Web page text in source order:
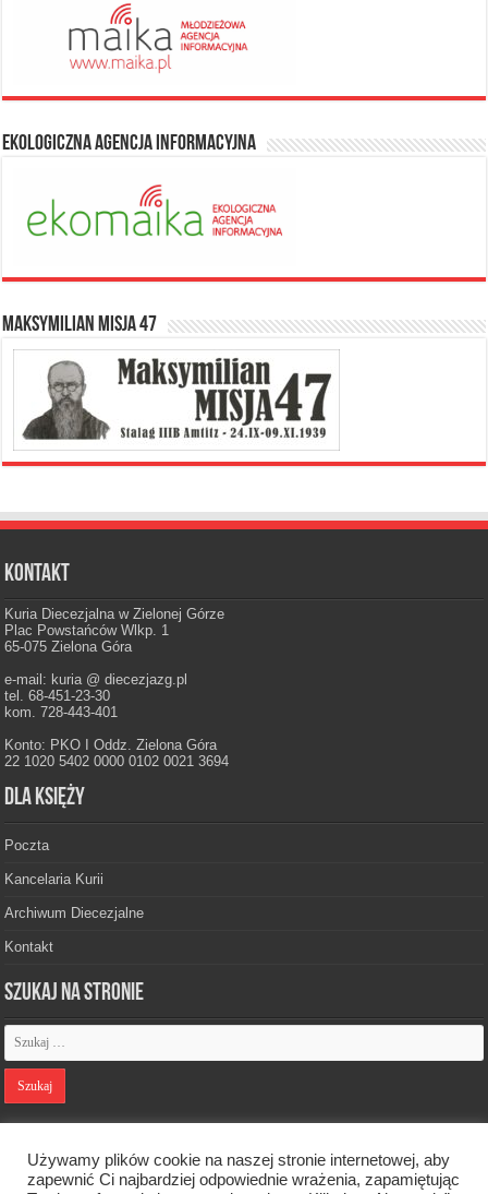
Ekologiczna Agencja Informacyjna
Maksymilian Misja 47
Kontakt
Kuria Diecezjalna w Zielonej Górze
Plac Powstańców Wlkp. 1
65-075 Zielona Góra
e-mail: kuria @ diecezjazg.pl
tel. 68-451-23-30
kom. 728-443-401
Konto: PKO I Oddz. Zielona Góra
22 1020 5402 0000 0102 0021 3694
Dla księży
Poczta
Kancelaria Kurii
Archiwum Diecezjalne
Kontakt
Szukaj na stronie
Używamy plików cookie na naszej stronie internetowej, aby
zapewnić Ci najbardziej odpowiednie wrażenia, zapamiętując